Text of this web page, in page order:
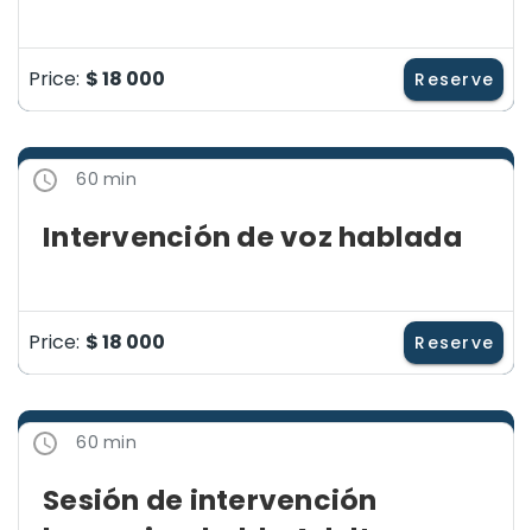
Price: $ 18 000 Reserve
60 min
Intervención de voz hablada
Price: $ 18 000 Reserve
60 min
Sesión de intervención